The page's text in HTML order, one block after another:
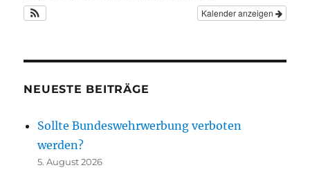
Kalender anzeigen
NEUESTE BEITRÄGE
Sollte Bundeswehrwerbung verboten
werden?
5. August 2026